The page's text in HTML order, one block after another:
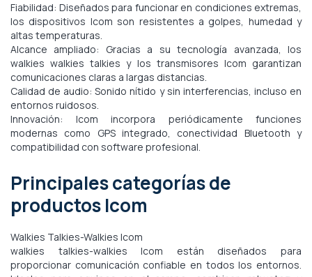
Fiabilidad: Diseñados para funcionar en condiciones extremas,
los dispositivos Icom son resistentes a golpes, humedad y
altas temperaturas.
Alcance ampliado: Gracias a su tecnología avanzada, los
walkies walkies talkies y los transmisores Icom garantizan
comunicaciones claras a largas distancias.
Calidad de audio: Sonido nítido y sin interferencias, incluso en
entornos ruidosos.
Innovación: Icom incorpora periódicamente funciones
modernas como GPS integrado, conectividad Bluetooth y
compatibilidad con software profesional.
Principales categorías de
productos Icom
Walkies Talkies-Walkies Icom
walkies talkies-walkies Icom están diseñados para
proporcionar comunicación confiable en todos los entornos.